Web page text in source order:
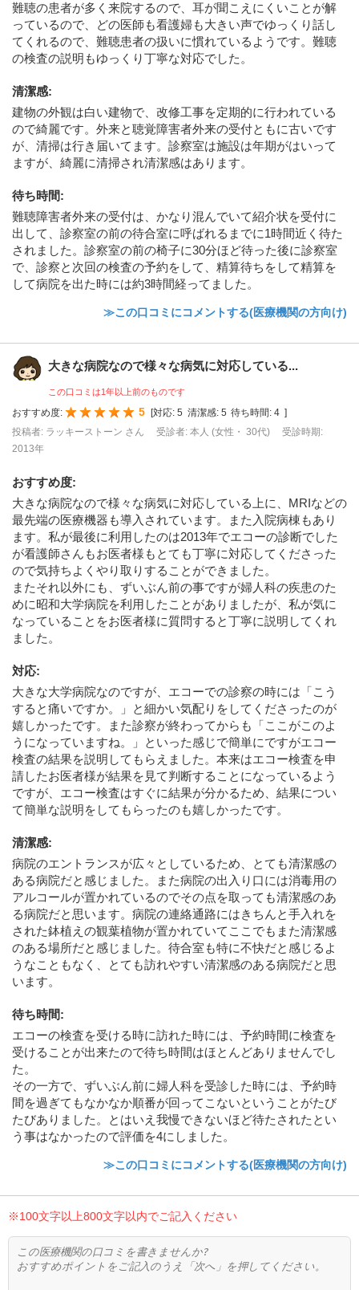
難聴の患者が多く来院するので、耳が聞こえにくいことが解
っているので、どの医師も看護婦も大きい声でゆっくり話し
てくれるので、難聴患者の扱いに慣れているようです。難聴
の検査の説明もゆっくり丁寧な対応でした。
清潔感:
建物の外観は白い建物で、改修工事を定期的に行われている
ので綺麗です。外来と聴覚障害者外来の受付ともに古いです
が、清掃は行き届いてます。診察室は施設は年期がはいって
ますが、綺麗に清掃され清潔感はあります。
待ち時間:
難聴障害者外来の受付は、かなり混んでいて紹介状を受付に
出して、診察室の前の待合室に呼ばれるまでに1時間近く待た
されました。診察室の前の椅子に30分ほど待った後に診察室
で、診察と次回の検査の予約をして、精算待ちをして精算を
して病院を出た時には約3時間経ってました。
≫この口コミにコメントする(医療機関の方向け)
大きな病院なので様々な病気に対応している...
この口コミは1年以上前のものです
おすすめ度: 5 [対応: 5 清潔感: 5 待ち時間: 4 ]
投稿者: ラッキーストーン さん
受診者: 本人 (女性・ 30代)
受診時期:
2013年
おすすめ度:
大きな病院なので様々な病気に対応している上に、MRIなどの
最先端の医療機器も導入されています。また入院病棟もあり
ます。私が最後に利用したのは2013年でエコーの診断でした
が看護師さんもお医者様もとても丁寧に対応してくださった
ので気持ちよくやり取りすることができました。
またそれ以外にも、ずいぶん前の事ですが婦人科の疾患のた
めに昭和大学病院を利用したことがありましたが、私が気に
なっていることをお医者様に質問すると丁寧に説明してくれ
ました。
対応:
大きな大学病院なのですが、エコーでの診察の時には「こう
すると痛いですか。」と細かい気配りをしてくださったのが
嬉しかったです。また診察が終わってからも「ここがこのよ
うになっていますね。」といった感じで簡単にですがエコー
検査の結果を説明してもらえました。本来はエコー検査を申
請したお医者様が結果を見て判断することになっているよう
ですが、エコー検査はすぐに結果が分かるため、結果につい
て簡単な説明をしてもらったのも嬉しかったです。
清潔感:
病院のエントランスが広々としているため、とても清潔感の
ある病院だと感じました。また病院の出入り口には消毒用の
アルコールが置かれているのでその点を取っても清潔感のあ
る病院だと思います。病院の連絡通路にはきちんと手入れを
された鉢植えの観葉植物が置かれていてここでもまた清潔感
のある場所だと感じました。待合室も特に不快だと感じるよ
うなこともなく、とても訪れやすい清潔感のある病院だと思
います。
待ち時間:
エコーの検査を受ける時に訪れた時には、予約時間に検査を
受けることが出来たので待ち時間はほとんどありませんでし
た。
その一方で、ずいぶん前に婦人科を受診した時には、予約時
間を過ぎてもなかなか順番が回ってこないということがたび
たびありました。とはいえ我慢できないほど待たされたとい
う事はなかったので評価を4にしました。
≫この口コミにコメントする(医療機関の方向け)
※100文字以上800文字以内でご記入ください